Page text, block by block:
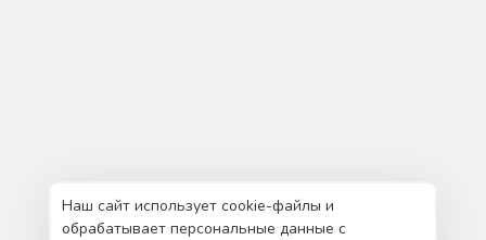
Наш сайт использует cookie-файлы и
обрабатывает персональные данные с